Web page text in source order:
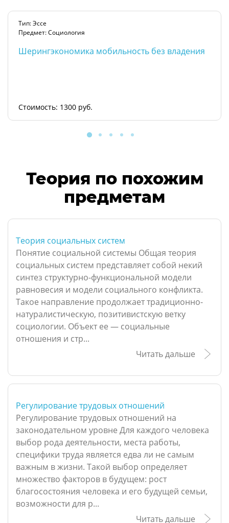
Тип: Эссе
Предмет: Социология
Шерингэкономика мобильность без владения
Стоимость: 1300 руб.
Теория по похожим
предметам
Теория социальных систем
Понятие социальной системы Общая теория
социальных систем представляет собой некий
синтез структурно-функциональной модели
равновесия и модели социального конфликта.
Такое направление продолжает традиционно-
натуралистическую, позитивистскую ветку
социологии. Объект ее — социальные
отношения и стр...
Читать дальше
Регулирование трудовых отношений
Регулирование трудовых отношений на
законодательном уровне Для каждого человека
выбор рода деятельности, места работы,
специфики труда является едва ли не самым
важным в жизни. Такой выбор определяет
множество факторов в будущем: рост
благосостояния человека и его будущей семьи,
возможности для р...
Читать дальше